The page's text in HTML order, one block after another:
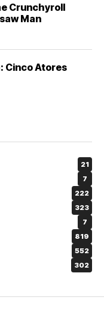
Crunchyroll
Man
Cinco Atores
21
7
222
323
7
819
552
302